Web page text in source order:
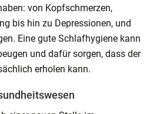
von Kopfschmerzen,
bis hin zu Depressionen, und
Eine gute Schlafhygiene kann
und dafür sorgen, dass der
erholen kann.